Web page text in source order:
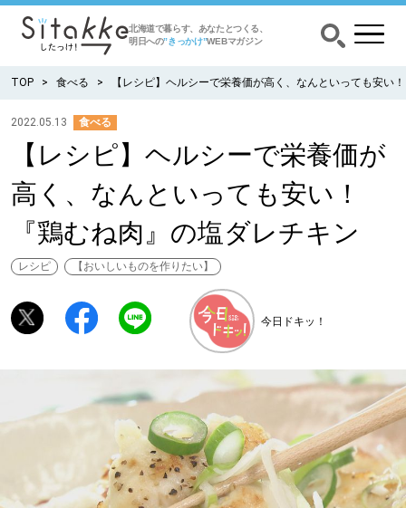
北海道で暮らす、あなたとつくる、
明日への”きっかけ”WEBマガジン
CATEGORY カテゴリー
食べる
出かける
暮らす
ゆるむ
TOP 食べる 【レシピ】ヘルシーで栄養価が高く、なんといっても安い
2022.05.13 食べる
【レシピ】ヘルシーで栄養価が
高く、なんといっても安い！
『鶏むね肉』の塩ダレチキン
レシピ 【おいしいものを作りたい】
今日ドキッ！